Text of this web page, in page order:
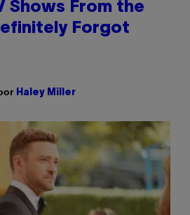
Shows From the
Forgot
Haley Miller